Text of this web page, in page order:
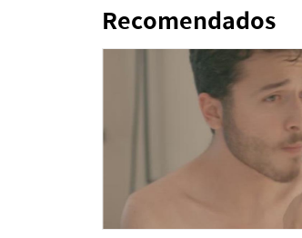
Recomendados